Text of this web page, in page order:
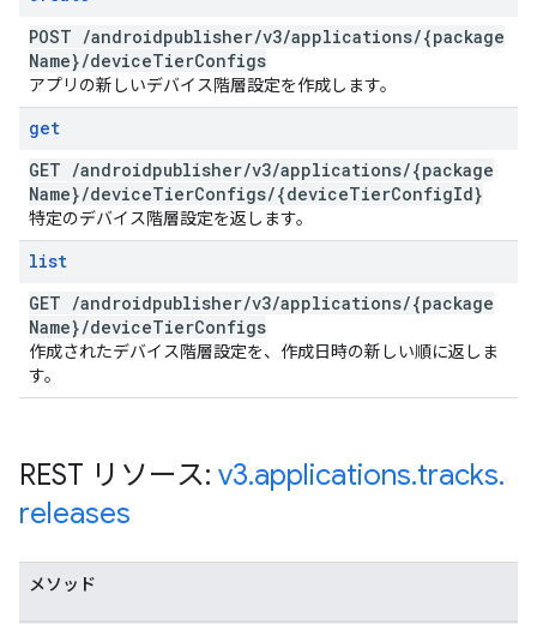
POST /androidpublisher/v3/applications/{package
Name}/deviceTierConfigs
アプリの新しいデバイス階層設定を作成します。
get
GET /androidpublisher/v3/applications/{package
Name}/deviceTierConfigs/{deviceTierConfigId}
特定のデバイス階層設定を返します。
list
GET /androidpublisher/v3/applications/{package
Name}/deviceTierConfigs
作成されたデバイス階層設定を、作成日時の新しい順に返しま
す。
REST リソース: v3.applications.tracks.
releases
メソッド